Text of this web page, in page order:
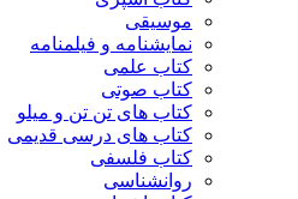
موسیقی
نمایشنامه و فیلمنامه
کتاب علمی
کتاب صوتی
کتاب های تن تن و میلو
کتاب های درسی قدیمی
کتاب فلسفی
روانشناسی